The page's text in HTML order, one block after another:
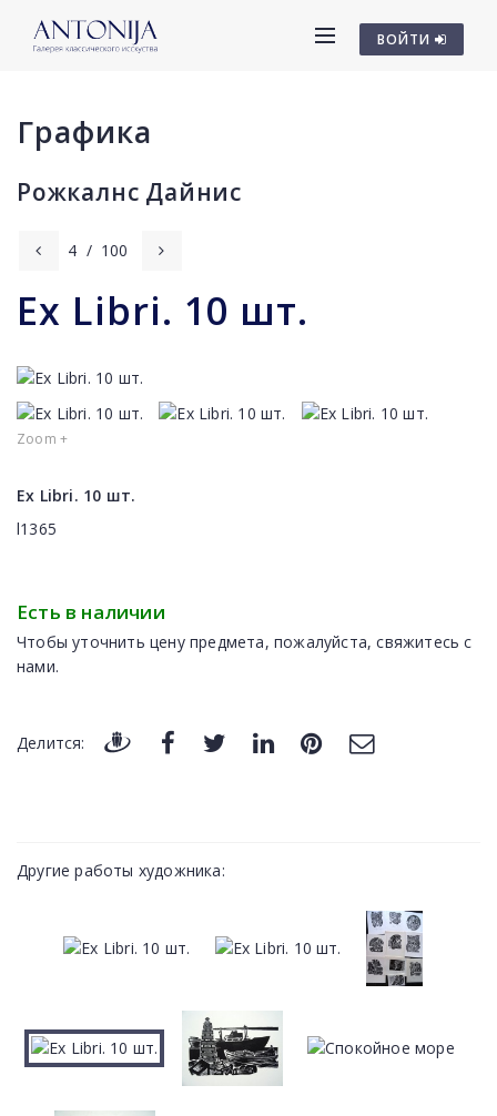
ВОЙТИ
Графика
Рожкалнс Дайниc
4 / 100
Ex Libri. 10 шт.
Zoom +
Ex Libri. 10 шт.
l1365
Есть в наличии
Чтобы уточнить цену предмета, пожалуйста, свяжитесь с
нами.
Делится:
Другие работы художника: